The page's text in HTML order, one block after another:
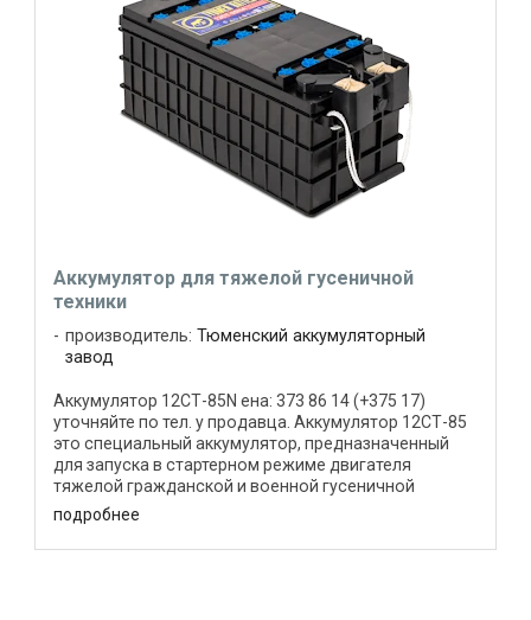
Аккумулятор для тяжелой гусеничной
техники
производитель: Тюменский аккумуляторный
завод
Аккумулятор 12СТ-85N ена: 373 86 14 (+375 17)
уточняйте по тел. у продавца. Аккумулятор 12СТ-85
это специальный аккумулятор, предназначенный
для запуска в стартерном режиме двигателя
тяжелой гражданской и военной гусеничной
техники. Корпус ...
подробнее